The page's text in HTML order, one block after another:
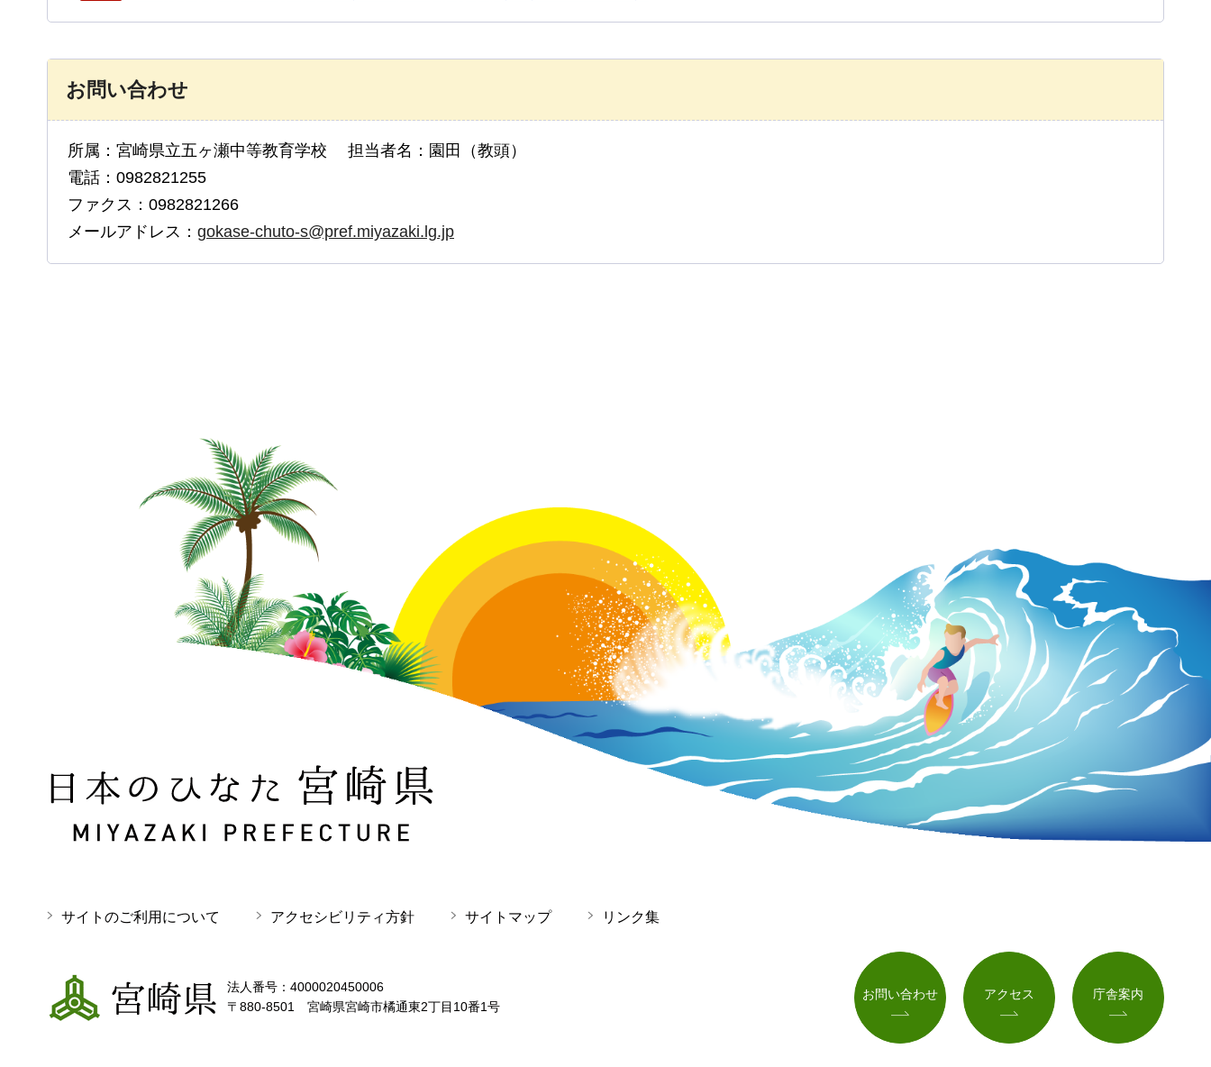
お問い合わせ
所属：宮崎県立五ヶ瀬中等教育学校 担当者名：園田（教頭）
電話：0982821255
ファクス：0982821266
メールアドレス： gokase-chuto-s@pref.miyazaki.lg.jp
日本のひなた 宮崎県 MIYAZAKI PREFECTURE
サイトのご利用について アクセシビリティ方針 サイトマップ リンク集
宮崎県
法人番号：4000020450006
〒880-8501 宮崎県宮崎市橘通東2丁目10番1号
お問い合わせ アクセス 庁舎案内